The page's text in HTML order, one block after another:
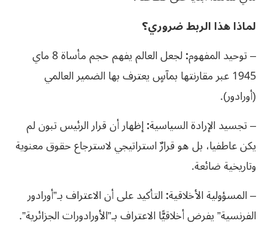
لماذا هذا الربط ضروري؟
– توحيد المفهوم:
لجعل العالم يفهم حجم مأساة 8 ماي
1945 عبر مقارنتها بمآسٍ يعترف بها الضمير العالمي
(أورادور).
– تجسيد الإرادة السياسية:إظهار أن قرار الرئيس تبون لم
يكن عاطفيا، بل هو قرارٌ استراتيجي لاسترجاع حقوق معنوية
وتاريخية ضائعة.
– المسؤولية الأخلاقية:التأكيد على أن الاعتراف بـ”أورادور
الفرنسية” يفرض أخلاقيًّا الاعتراف بـ”الأورادورات الجزائرية”.